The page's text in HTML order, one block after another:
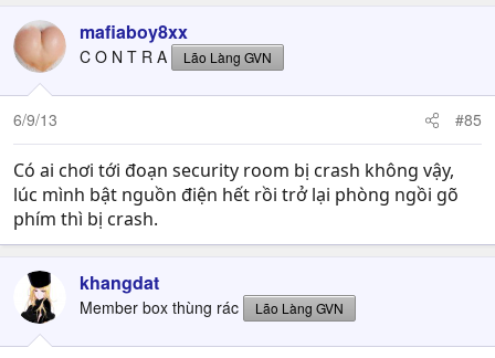
mafiaboy8xx
C O N T R A Lão Làng GVN
6/9/13 #85
Có ai chơi tới đoạn security room bị crash không vậy,
lúc mình bật nguồn điện hết rồi trở lại phòng ngồi gõ
phím thì bị crash.
khangdat
Member box thùng rác Lão Làng GVN